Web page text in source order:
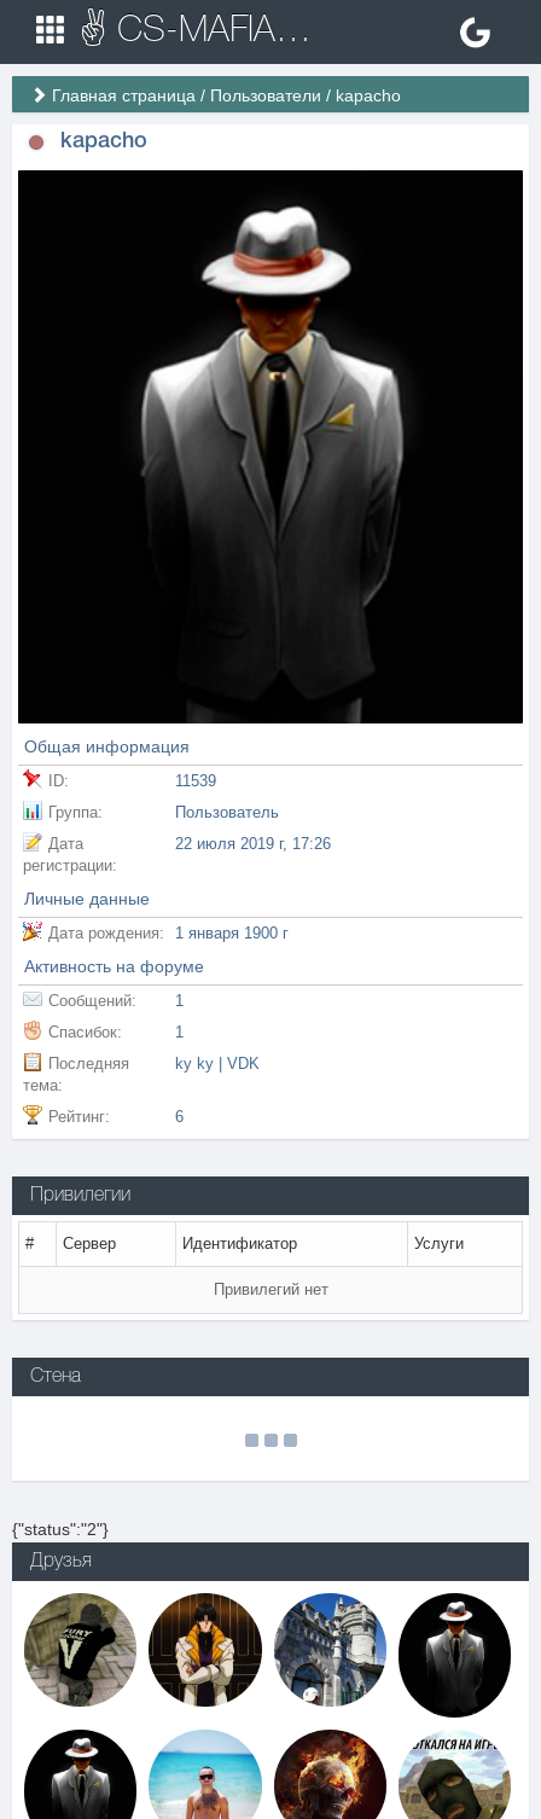
✌ CS-MAFIA.RU ✌ Игровые сервера Counter Strike 1.6
Главная страница / Пользователи / kapacho
kapacho
Общая информация
ID:
11539
Группа:
Пользователь
Дата
регистрации:
22 июля 2019 г, 17:26
Личные данные
Дата рождения: 1 января 1900 г
Активность на форуме
Сообщений:
1
Спасибок:
1
Последняя
тема:
ky ky | VDK
Рейтинг: 6
Привилегии
# Сервер Идентификатор Услуги
Привилегий нет
Стена
{"status":"2"}
Друзья